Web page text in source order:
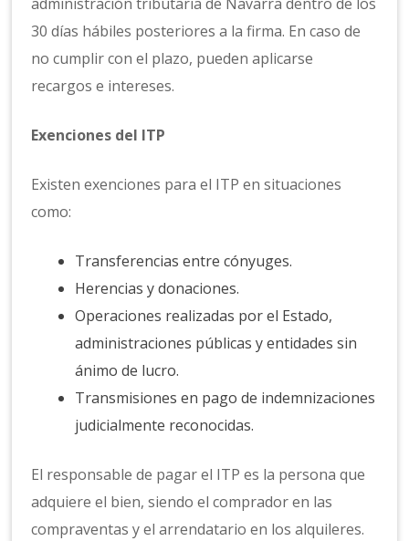
30 días hábiles posteriores a la firma. En caso de
no cumplir con el plazo, pueden aplicarse
recargos e intereses.
Exenciones del ITP
Existen exenciones para el ITP en situaciones
como:
Transferencias entre cónyuges.
Herencias y donaciones.
Operaciones realizadas por el Estado,
administraciones públicas y entidades sin
ánimo de lucro.
Transmisiones en pago de indemnizaciones
judicialmente reconocidas.
El responsable de pagar el ITP es la persona que
adquiere el bien, siendo el comprador en las
compraventas y el arrendatario en los alquileres.